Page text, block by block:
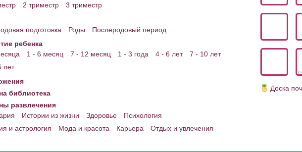
2 триместр
3 триместр
подготовка
Роды
Послеродовый период
ребенка
1 - 6 месяц 7 - 12 месяц 1 - 3 года 4 - 6 лет
7 - 10 лет
лет
библиотека
развлечения
Истории из жизни Здоровье
Психология
и астрология
Мода и красота Карьера Отдых и увлечения
Доска